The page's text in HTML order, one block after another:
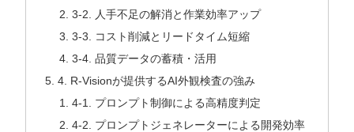
3-2. 人手不足の解消と作業効率アップ
3-3. コスト削減とリードタイム短縮
3-4. 品質データの蓄積・活用
4. R-Visionが提供するAI外観検査の強み
4-1. プロンプト制御による高精度判定
4-2. プロンプトジェネレーターによる開発効率